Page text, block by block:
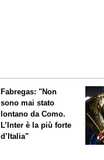
Fabregas: "Non
sono mai stato
lontano da Como.
L’Inter è la più forte
d’Italia"